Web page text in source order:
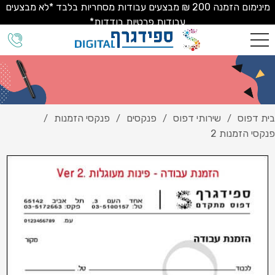
מינימום הזמנה 200 ₪ מבצעים עבודות מסחריות בלבד *לא מבצעים
עבודות פרטיות בודדות*
בית דפוס / שירותי דפוס / פנקסים / פנקסי הזמנות /
פנקסי הזמנות 2